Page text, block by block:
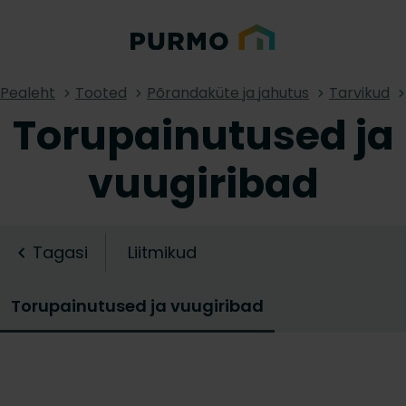
Pealeht Tooted Põrandaküte ja jahutus Tarvikud
Torupainutused ja
vuugiribad
Tagasi Liitmikud
Torupainutused ja vuugiribad